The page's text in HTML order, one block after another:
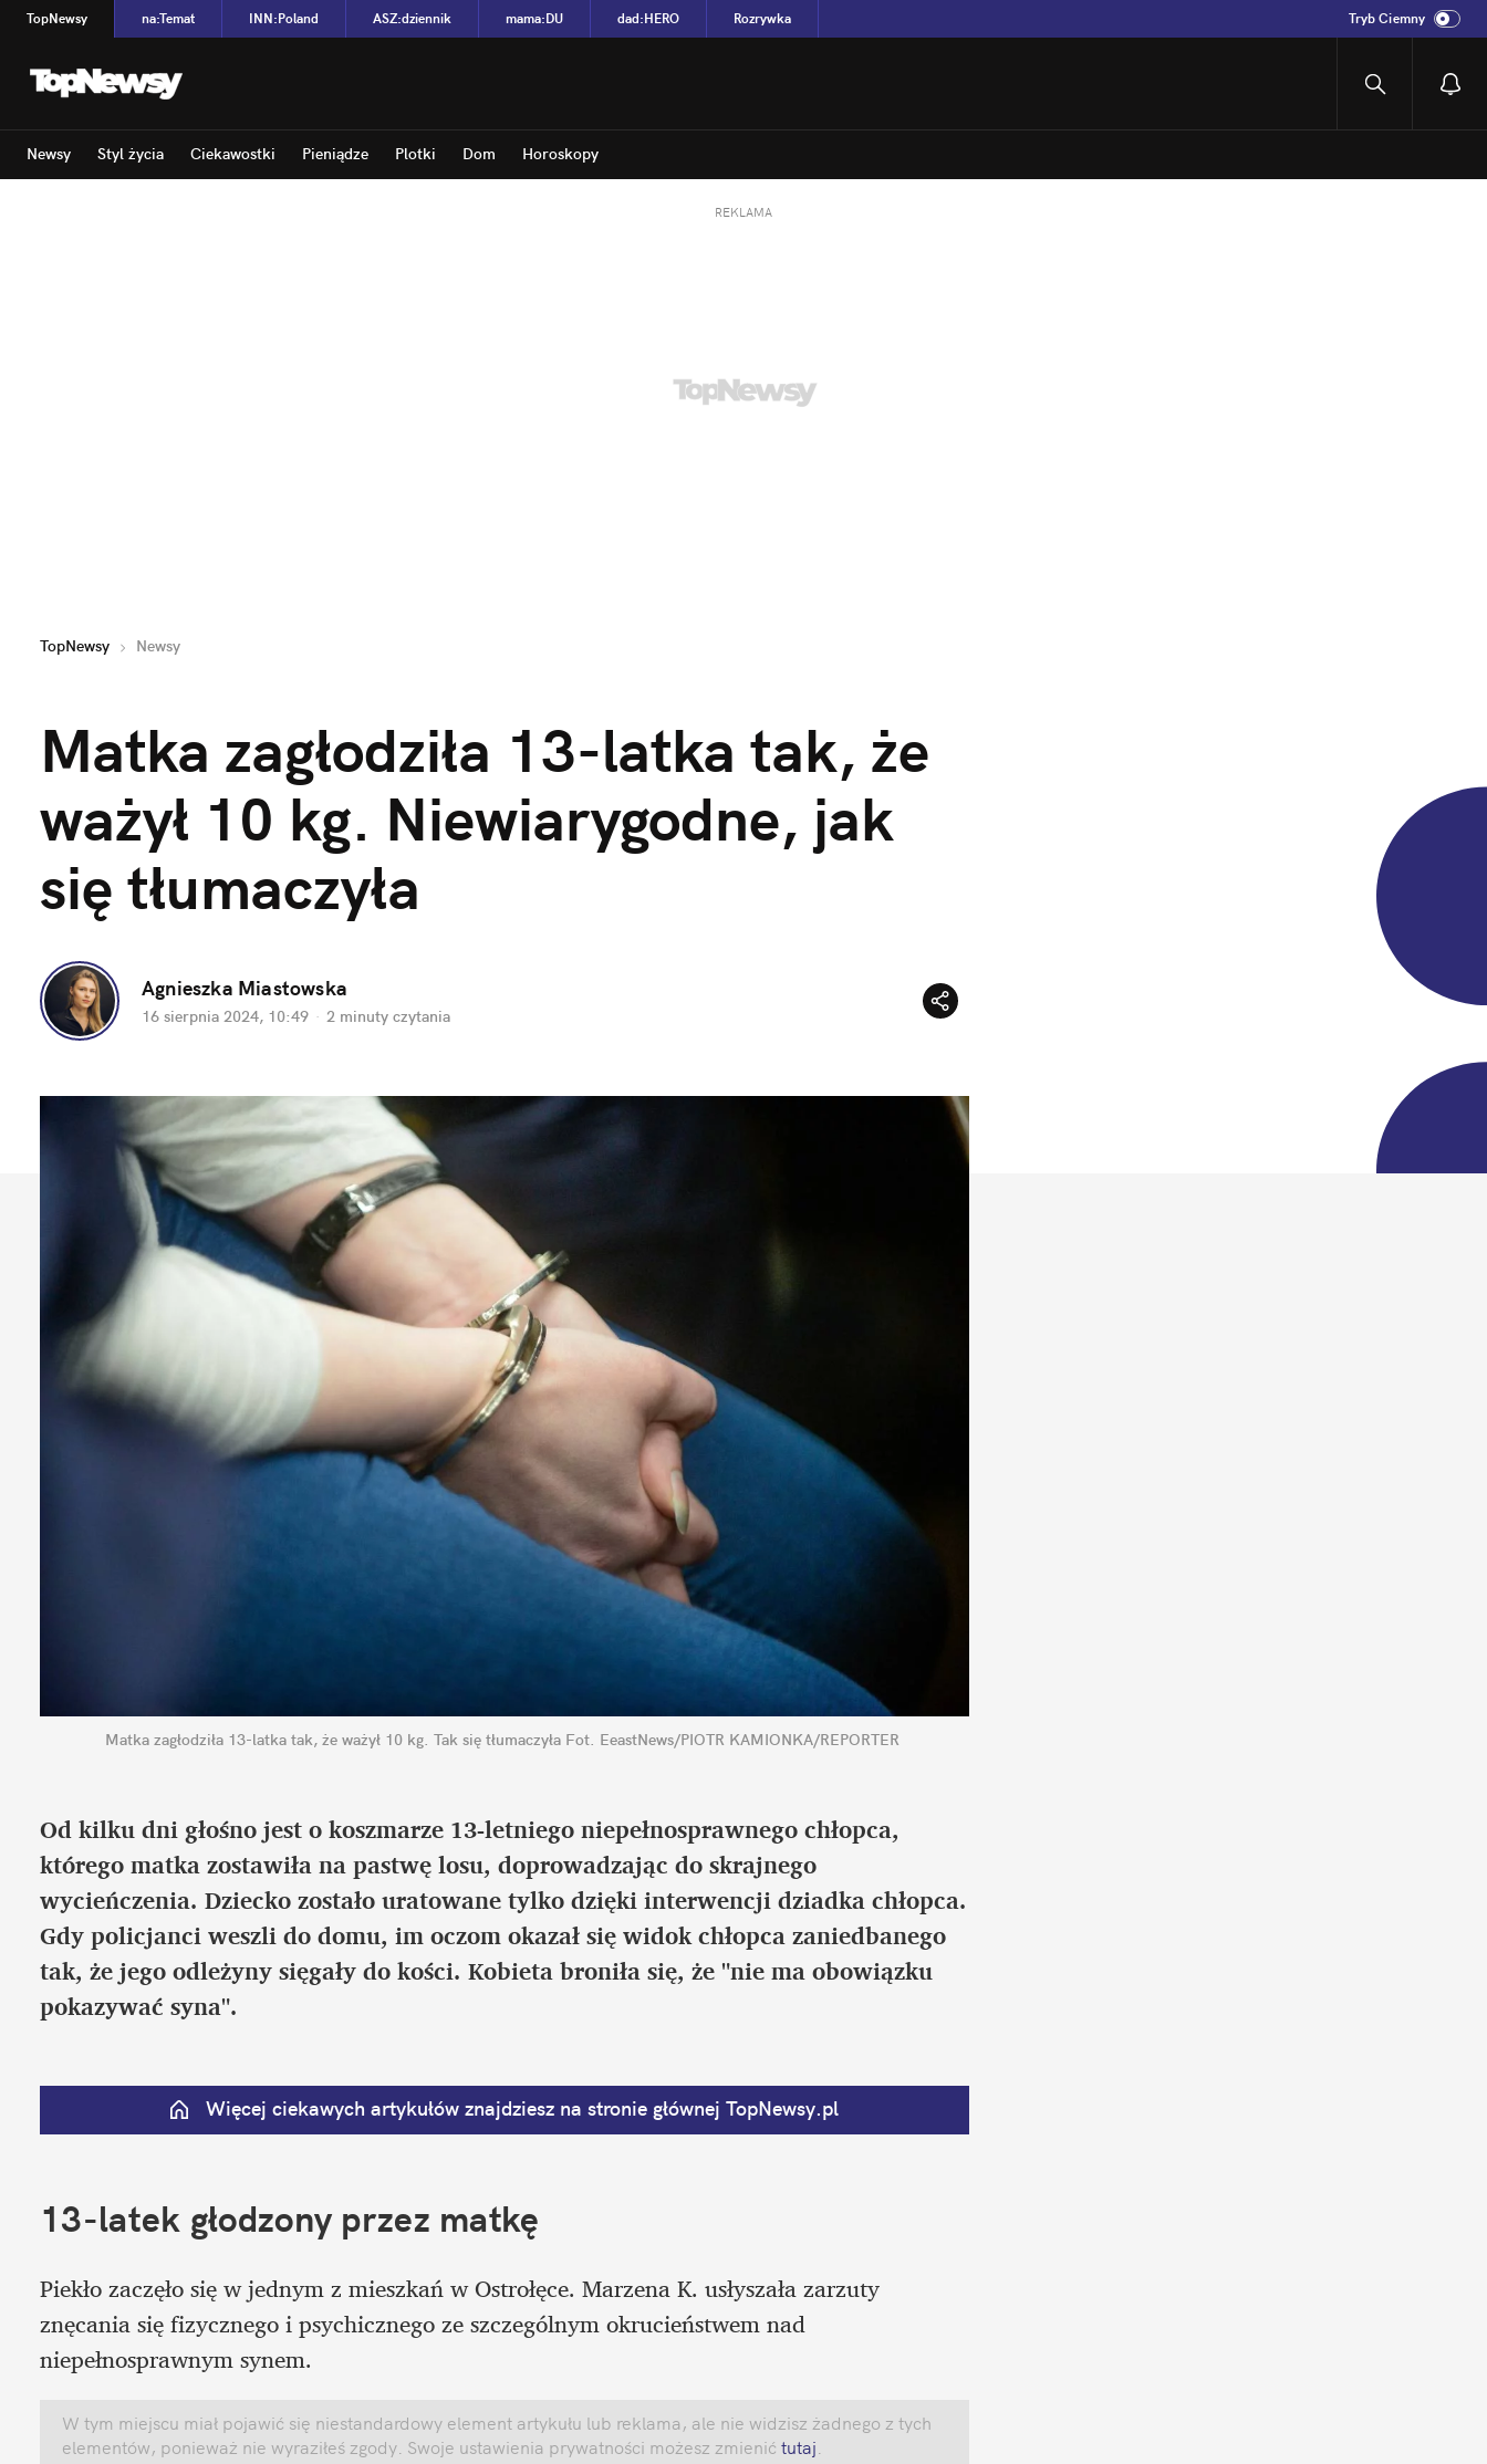
TopNewsy na:Temat INN:Poland ASZ:dziennik mama:DU dad:HERO Rozrywka Tryb Ciemny
Newsy Styl życia Ciekawostki Pieniądze Plotki Dom Horoskopy
REKLAMA
TopNewsy Newsy
Matka zagłodziła 13-latka tak, że
ważył 10 kg. Niewiarygodne, jak
się tłumaczyła
Agnieszka Miastowska
16 sierpnia 2024, 10:49 · 2 minuty czytania
Matka zagłodziła 13-latka tak, że ważył 10 kg. Tak się tłumaczyła Fot. EeastNews/PIOTR KAMIONKA/REPORTER
Od kilku dni głośno jest o koszmarze 13-letniego niepełnosprawnego chłopca,
którego matka zostawiła na pastwę losu, doprowadzając do skrajnego
wycieńczenia. Dziecko zostało uratowane tylko dzięki interwencji dziadka chłopca.
Gdy policjanci weszli do domu, im oczom okazał się widok chłopca zaniedbanego
tak, że jego odleżyny sięgały do kości. Kobieta broniła się, że "nie ma obowiązku
pokazywać syna".
Więcej ciekawych artykułów znajdziesz na stronie głównej TopNewsy.pl
13-latek głodzony przez matkę
Piekło zaczęło się w jednym z mieszkań w Ostrołęce. Marzena K. usłyszała zarzuty
znęcania się fizycznego i psychicznego ze szczególnym okrucieństwem nad
niepełnosprawnym synem.
W tym miejscu miał pojawić się niestandardowy element artykułu lub reklama, ale nie widzisz żadnego z tych
elementów, ponieważ nie wyraziłeś zgody. Swoje ustawienia prywatności możesz zmienić tutaj